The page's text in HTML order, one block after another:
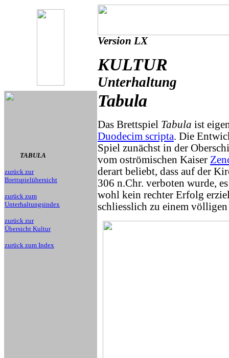
Version LX
KULTUR
Unterhaltung
TABULA
zurück zur
Brettspielübersicht
zurück zum
Unterhaltungsindex
zurück zur
Übersicht Kultur
zurück zum Index
Tabula
Das Brettspiel Tabula ist
Duodecim scripta. Die
Spiel zunächst in der
vom oströmischen Kaiser
derart beliebt, dass auf der
306 n.Chr. verboten wurde,
wohl kein rechter Erfolg
schliesslich zu einem